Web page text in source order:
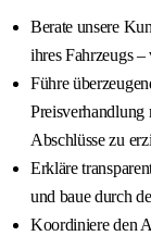
Berate unsere
ihres Fahrzeugs
Führe
Preisverhandlung
Abschlüsse zu
Erkläre
und baue durch
Koordiniere den